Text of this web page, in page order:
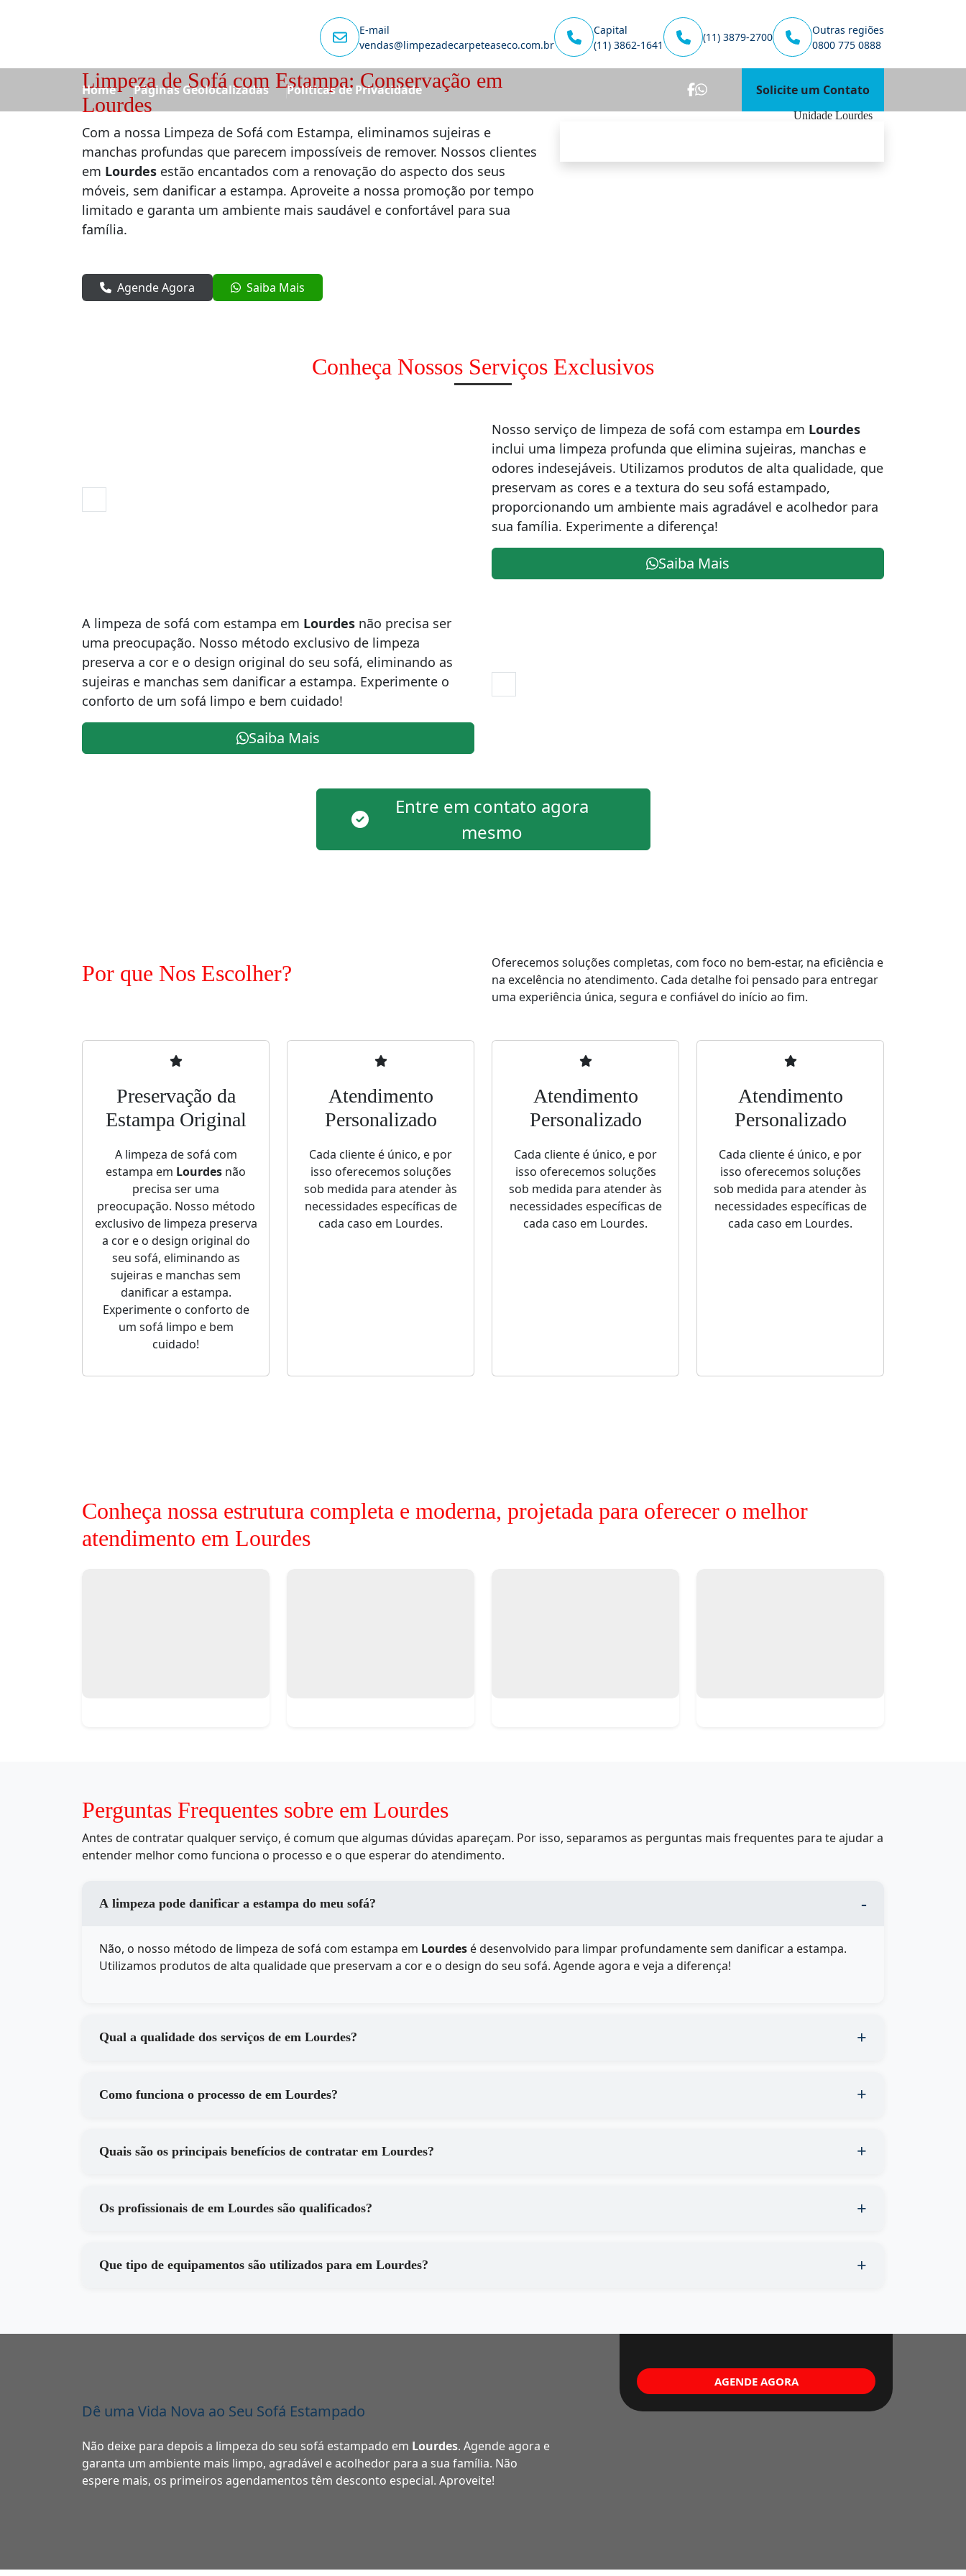
E-mail
vendas@limpezadecarpeteaseco.com.br
Capital
(11) 3862-1641
(11) 3879-2700
Outras regiões
0800 775 0888
Home Páginas Geolocalizadas Politicas de Privacidade Solicite um Contato
Unidade Lourdes
Limpeza de Sofá com Estampa: Conservação em
Lourdes
Com a nossa Limpeza de Sofá com Estampa, eliminamos sujeiras e
manchas profundas que parecem impossíveis de remover. Nossos clientes
em Lourdes estão encantados com a renovação do aspecto dos seus
móveis, sem danificar a estampa. Aproveite a nossa promoção por tempo
limitado e garanta um ambiente mais saudável e confortável para sua
família.
Agende Agora Saiba Mais
Conheça Nossos Serviços Exclusivos
Nosso serviço de limpeza de sofá com estampa em Lourdes
inclui uma limpeza profunda que elimina sujeiras, manchas e
odores indesejáveis. Utilizamos produtos de alta qualidade, que
preservam as cores e a textura do seu sofá estampado,
proporcionando um ambiente mais agradável e acolhedor para
sua família. Experimente a diferença!
Saiba Mais
A limpeza de sofá com estampa em Lourdes não precisa ser
uma preocupação. Nosso método exclusivo de limpeza
preserva a cor e o design original do seu sofá, eliminando as
sujeiras e manchas sem danificar a estampa. Experimente o
conforto de um sofá limpo e bem cuidado!
Saiba Mais
Entre em contato agora
mesmo
Por que Nos Escolher?
Oferecemos soluções completas, com foco no bem-estar, na eficiência e
na excelência no atendimento. Cada detalhe foi pensado para entregar
uma experiência única, segura e confiável do início ao fim.
Preservação da
Estampa Original
A limpeza de sofá com
estampa em Lourdes não
precisa ser uma
preocupação. Nosso método
exclusivo de limpeza preserva
a cor e o design original do
seu sofá, eliminando as
sujeiras e manchas sem
danificar a estampa.
Experimente o conforto de
um sofá limpo e bem
cuidado!
Atendimento
Personalizado
Cada cliente é único, e por
isso oferecemos soluções
sob medida para atender às
necessidades específicas de
cada caso em Lourdes.
Atendimento
Personalizado
Cada cliente é único, e por
isso oferecemos soluções
sob medida para atender às
necessidades específicas de
cada caso em Lourdes.
Atendimento
Personalizado
Cada cliente é único, e por
isso oferecemos soluções
sob medida para atender às
necessidades específicas de
cada caso em Lourdes.
Conheça nossa estrutura completa e moderna, projetada para oferecer o melhor
atendimento em Lourdes
Perguntas Frequentes sobre em Lourdes
Antes de contratar qualquer serviço, é comum que algumas dúvidas apareçam. Por isso, separamos as perguntas mais frequentes para te ajudar a
entender melhor como funciona o processo e o que esperar do atendimento.
A limpeza pode danificar a estampa do meu sofá?
Não, o nosso método de limpeza de sofá com estampa em Lourdes é desenvolvido para limpar profundamente sem danificar a estampa.
Utilizamos produtos de alta qualidade que preservam a cor e o design do seu sofá. Agende agora e veja a diferença!
Qual a qualidade dos serviços de em Lourdes?
Como funciona o processo de em Lourdes?
Quais são os principais benefícios de contratar em Lourdes?
Os profissionais de em Lourdes são qualificados?
Que tipo de equipamentos são utilizados para em Lourdes?
Dê uma Vida Nova ao Seu Sofá Estampado
Não deixe para depois a limpeza do seu sofá estampado em Lourdes. Agende agora e
garanta um ambiente mais limpo, agradável e acolhedor para a sua família. Não
espere mais, os primeiros agendamentos têm desconto especial. Aproveite!
AGENDE AGORA